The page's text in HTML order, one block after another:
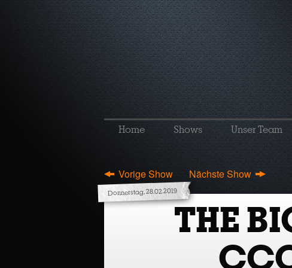
Home Shows Unser Team
Vorige Show Nächste Show
Donnerstag, 28.02.2019
THE